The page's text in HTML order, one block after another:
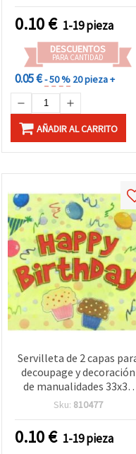
0.10€ 1-19 pieza
DESCUENTOS
PARA CANTIDAD
0.05 €- 50 % 20 pieza +
AÑADIR AL CARRITO
Servilleta de 2 capas
decoupage y decoración
de manualidades 33x33
cm - 1 unidad
Sku: 810477
0.10€ 1-19 pieza